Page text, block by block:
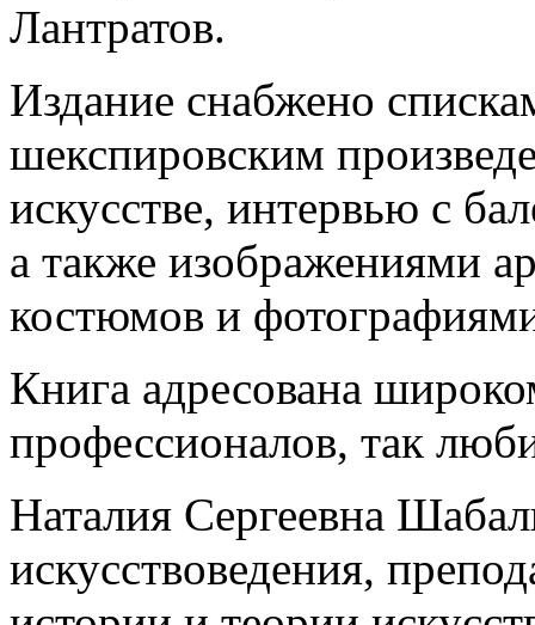
Лантратов.
Издание снабжено
шекспировским
искусстве, интервью с
а также изображениями
костюмов и
Книга адресована
профессионалов, так
Наталия Сергеевна
искусствоведения,